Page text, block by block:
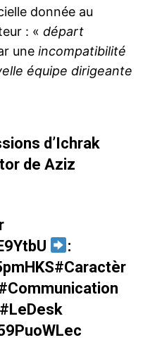
donnée au
: « départ
une incompatibilité
équipe dirigeante
d’Ichrak
de Aziz
:
#Caractèr
#LeDesk